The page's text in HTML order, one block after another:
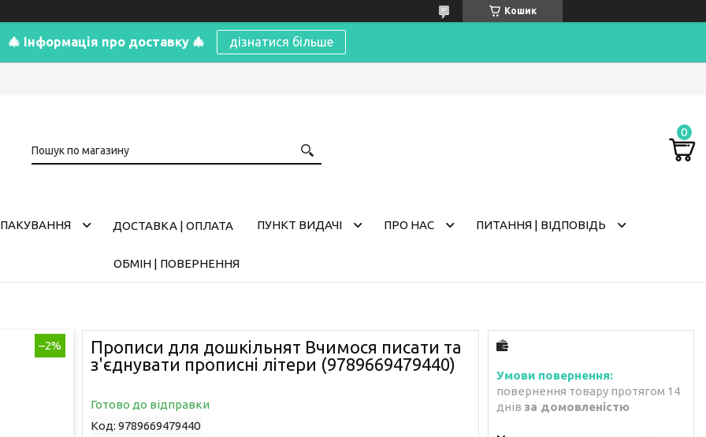
Кошик
🎄 Інформація про доставку 🎄 дізнатися більше
ПАКУВАННЯ ДОСТАВКА | ОПЛАТА ПУНКТ ВИДАЧІ ПРО НАС ПИТАННЯ | ВІДПОВІДЬ
ОБМІН | ПОВЕРНЕННЯ
–2%
Прописи для дошкільнят Вчимося писати та
з'єднувати прописні літери (9789669479440)
Готово до відправки
Код: 9789669479440
повернення товару протягом 14
днів за домовленістю